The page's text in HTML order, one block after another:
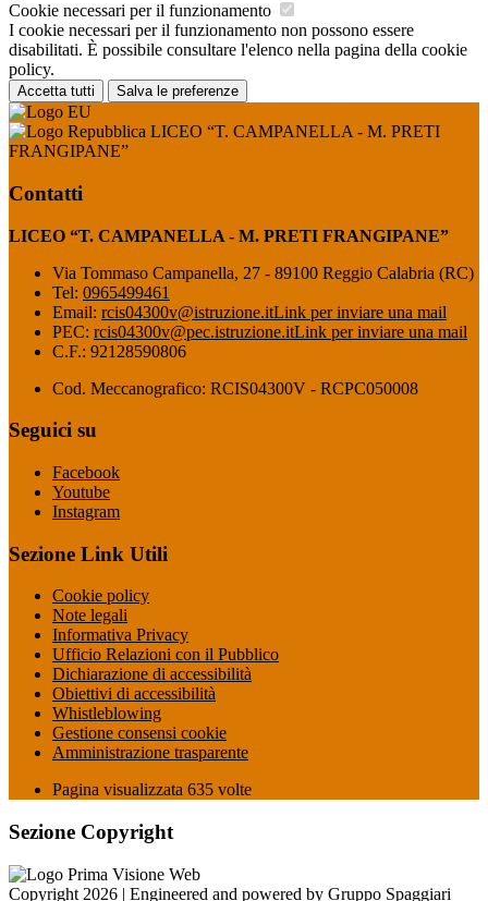
Cookie necessari per il funzionamento
I cookie necessari per il funzionamento non possono essere
disabilitati. È possibile consultare l'elenco nella pagina della cookie
policy.
Accetta tutti Salva le preferenze
LICEO “T. CAMPANELLA - M. PRETI
FRANGIPANE”
Contatti
LICEO “T. CAMPANELLA - M. PRETI FRANGIPANE”
Via Tommaso Campanella, 27 - 89100 Reggio Calabria (RC)
Tel: 0965499461
Email: rcis04300v@istruzione.itLink per inviare una mail
PEC: rcis04300v@pec.istruzione.itLink per inviare una mail
C.F.: 92128590806
Cod. Meccanografico: RCIS04300V - RCPC050008
Seguici su
Facebook
Youtube
Instagram
Sezione Link Utili
Cookie policy
Note legali
Informativa Privacy
Ufficio Relazioni con il Pubblico
Dichiarazione di accessibilità
Obiettivi di accessibilità
Whistleblowing
Gestione consensi cookie
Amministrazione trasparente
Pagina visualizzata 635 volte
Sezione Copyright
Copyright 2026 | Engineered and powered by Gruppo Spaggiari